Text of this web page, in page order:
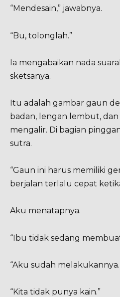
“Mendesain,” jawabnya.
“Bu, tolonglah.”
Ia mengabaikan nada
sketsanya.
Itu adalah gambar gaun
badan, lengan lembut,
mengalir. Di bagian
sutra.
“Gaun ini harus memiliki
berjalan terlalu cepat
Aku menatapnya.
“Ibu tidak sedang
“Aku sudah
“Kita tidak punya kain.”